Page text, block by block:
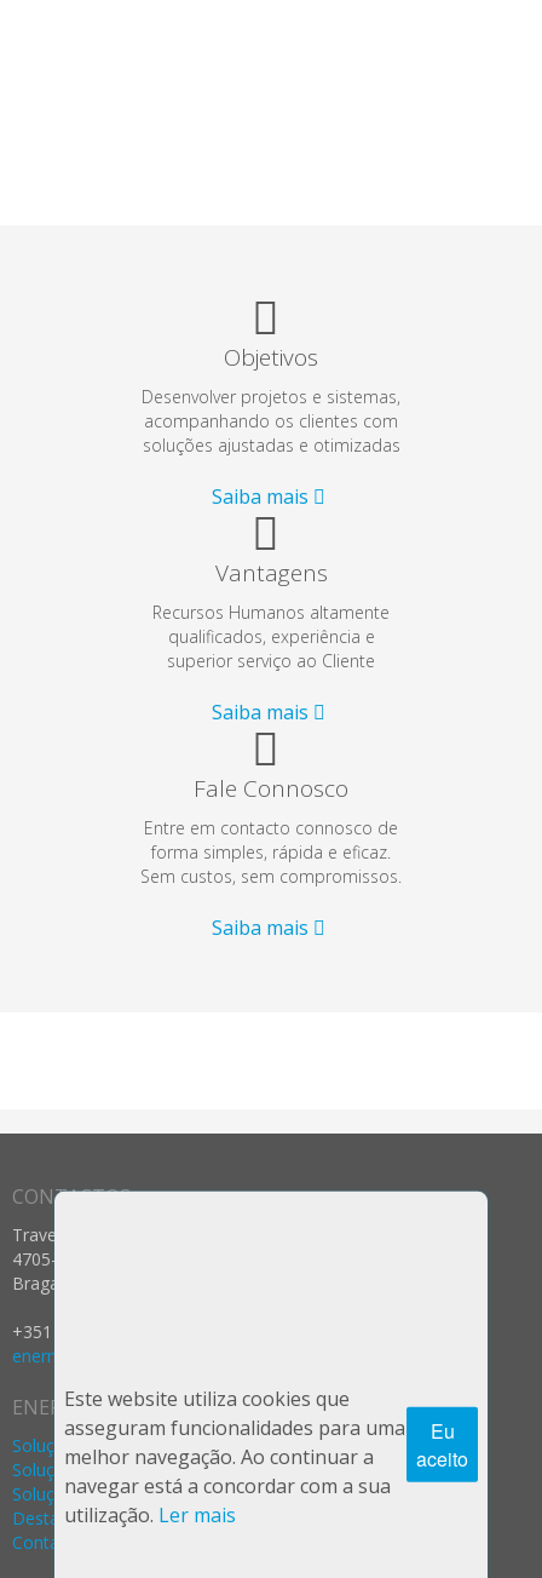
Objetivos
Desenvolver projetos e sistemas,
acompanhando os clientes com
soluções ajustadas e otimizadas
Saiba mais
Vantagens
Recursos Humanos altamente
qualificados, experiência e
superior serviço ao Cliente
Saiba mais
Fale Connosco
Entre em contacto connosco de
forma simples, rápida e eficaz.
Sem custos, sem compromissos.
Saiba mais
CONTACTOS
Travessa dos Prados nº 12
4705-025 Celeirós, Aveleda e Vimieiro
Braga - Portugal
+351 253 287 237 (Rede Fixa Nacional)
enermeter@enermeter.pt
ENERMETER
Soluções Água
Soluções Gás
Soluções Eletricidade
Destaques
Contactos
Este website utiliza cookies que
asseguram funcionalidades para uma
melhor navegação. Ao continuar a
navegar está a concordar com a sua
utilização. Ler mais
Eu
aceito